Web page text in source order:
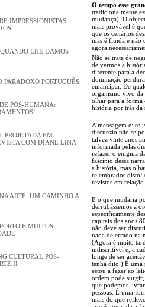
IMPRESSIONISTAS,
LHE DAMOS
PARADOXO PORTUGUÊS
PÓS-HUMANA:
PROJETADA EM
COM DIANE LINA
ARTE. UM CAMINHO A
E MUITOS
CULTURAL PÓS-
II
O tempo esse
tradicionalmente
mudança). O
mais provável é
que os cenários
mas é fluida e não
agora
Não se trata de
de vermos a
diferente para a
dominação
emancipar. De
organismo vivo da
olhar para a forma
história por trás da
A mensagem é: se
discussão não se
talvez vinte anos
informada pelas
refazer o enigma
fascínio dessa
a história, mas
relembrados disto!
revistos em
E o que mudaria
derrubássemos a
especificamente
capitais dos anos
não deve ser
nada de errado na
(Agora é muito
indiscritível e, a
longe de ser
tenha dito.) É uma
estou a fazer ao
ordem pode surgir,
que podemos
pessoas. É uma
mais do que